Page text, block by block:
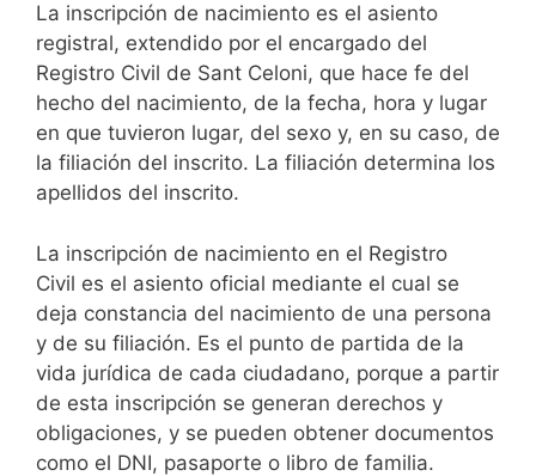
La inscripción de nacimiento es el asiento
registral, extendido por el encargado del
Registro Civil de Sant Celoni, que hace fe del
hecho del nacimiento, de la fecha, hora y lugar
en que tuvieron lugar, del sexo y, en su caso, de
la filiación del inscrito. La filiación determina los
apellidos del inscrito.
La inscripción de nacimiento en el Registro
Civil es el asiento oficial mediante el cual se
deja constancia del nacimiento de una persona
y de su filiación. Es el punto de partida de la
vida jurídica de cada ciudadano, porque a partir
de esta inscripción se generan derechos y
obligaciones, y se pueden obtener documentos
como el DNI, pasaporte o libro de familia.